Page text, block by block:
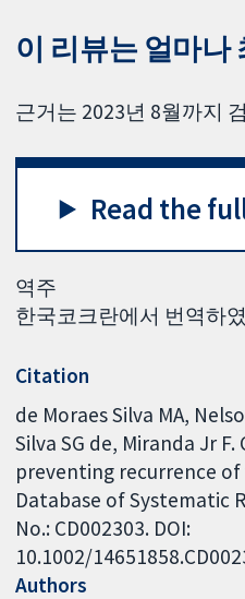
이 리뷰는 얼마나
근거는 2023년 8월까지
Read the
역주
한국코크란에서 번역하
Citation
de Moraes Silva MA,
Silva SG de, Miranda Jr
preventing recurrence of
Database of Systematic
No.: CD002303. DOI:
10.1002/
Authors